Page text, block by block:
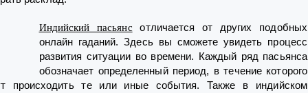
Индийский пасьянс отличается от других подобных
онлайн гаданий. Здесь вы сможете увидеть процесс
развития ситуации во времени. Каждый ряд пасьянса
обозначает определенный период, в течение которого
происходить те или иные события. Также в индийском